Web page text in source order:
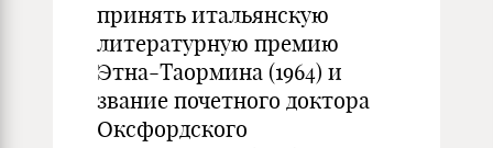
принять итальянскую
литературную премию
Этна-Таормина (1964) и
звание почетного доктора
Оксфордского